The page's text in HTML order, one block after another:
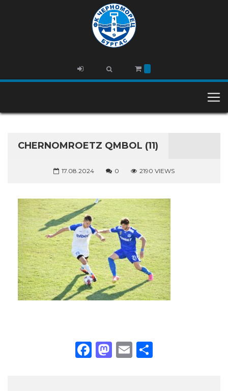
CHERNOMROETZ QMBOL (11)
17.08.2024 0 2190 VIEWS
Facebook
Mastodon
Email